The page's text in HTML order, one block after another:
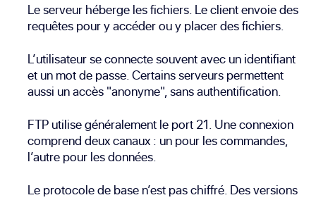
Le serveur héberge les fichiers. Le client envoie des
requêtes pour y accéder ou y placer des fichiers.
L’utilisateur se connecte souvent avec un identifiant
et un mot de passe. Certains serveurs permettent
aussi un accès "anonyme", sans authentification.
FTP utilise généralement le port 21. Une connexion
comprend deux canaux : un pour les commandes,
l’autre pour les données.
Le protocole de base n’est pas chiffré. Des versions